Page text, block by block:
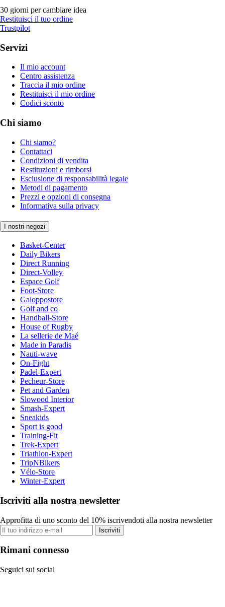
30 giorni per cambiare idea
Restituisci il tuo ordine
Trustpilot
Servizi
Il mio account
Centro assistenza
Traccia il mio ordine
Restituisci il mio ordine
Codici sconto
Chi siamo
Chi siamo?
Contattaci
Condizioni di vendita
Restituzioni e rimborsi
Esclusione di responsabilità legale
Metodi di pagamento
Prezzi e opzioni di consegna
Informativa sulla privacy
I nostri negozi
Basket-Center
Daily Bikers
Direct Running
Direct-Volley
Espace Golf
Foot-Store
Galoppostore
Golf and co
Handball-Store
House of Rugby
La sellerie de Maé
Made in Paradis
Nauti-wave
On-Fight
Padel-Expert
Pecheur-Store
Pet and Garden
Slowood Interior
Smash-Expert
Sneakids
Sport is good
Training-Fit
Trek-Expert
Triathlon-Expert
TripNBikers
Vélo-Store
Winter-Expert
Iscriviti alla nostra newsletter
Approfitta di uno sconto del 10% iscrivendoti alla nostra newsletter
Iscriviti
Rimani connesso
Seguici sui social